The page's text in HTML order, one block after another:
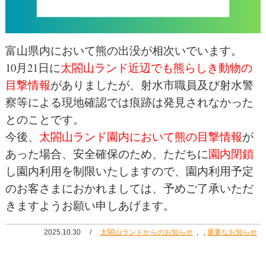
富山県内において熊の出没が相次いでいます。
10月21日に太閤山ランド近辺でも熊らしき動物の
目撃情報がありましたが、射水市職員及び射水警
察等による現地確認では痕跡は発見されなかった
とのことです。
今後、 太閤山ランド園内において熊の目撃情報が
あった場合、安全確保のため、ただちに園内閉鎖
し園内利用を制限いたしますので、園内利用予定
のお客さまにおかれましては、予めご了承いただ
きますようお願い申しあげます。
2025.10.30 太閤山ランドからのお知らせ ,重要なお知らせ